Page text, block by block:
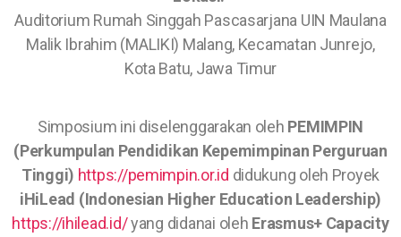
Auditorium Rumah Singgah Pascasarjana UIN Maulana
Malik Ibrahim (MALIKI) Malang, Kecamatan Junrejo,
Kota Batu, Jawa Timur
Simposium ini diselenggarakan oleh PEMIMPIN
(Perkumpulan Pendidikan Kepemimpinan Perguruan
Tinggi) https://pemimpin.or.id didukung oleh Proyek
iHiLead (Indonesian Higher Education Leadership)
https://ihilead.id/yang didanai oleh Erasmus+ Capacity